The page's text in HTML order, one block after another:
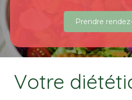
Prendre
Votre